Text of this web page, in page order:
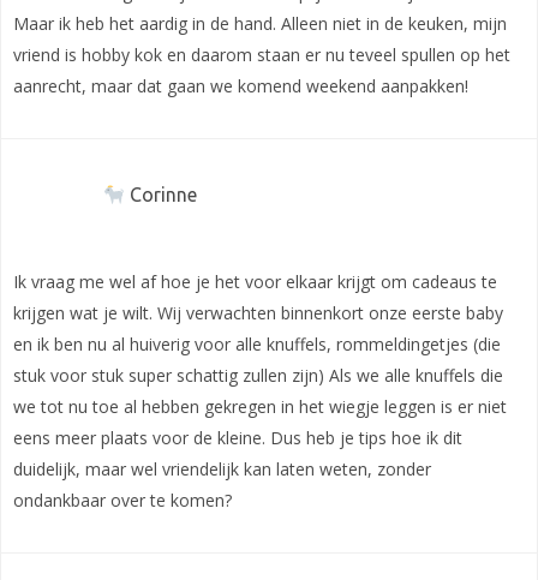
Maar ik heb het aardig in de hand. Alleen niet in de keuken, mijn
vriend is hobby kok en daarom staan er nu teveel spullen op het
aanrecht, maar dat gaan we komend weekend aanpakken!
Corinne
Ik vraag me wel af hoe je het voor elkaar krijgt om cadeaus te
krijgen wat je wilt. Wij verwachten binnenkort onze eerste baby
en ik ben nu al huiverig voor alle knuffels, rommeldingetjes (die
stuk voor stuk super schattig zullen zijn) Als we alle knuffels die
we tot nu toe al hebben gekregen in het wiegje leggen is er niet
eens meer plaats voor de kleine. Dus heb je tips hoe ik dit
duidelijk, maar wel vriendelijk kan laten weten, zonder
ondankbaar over te komen?